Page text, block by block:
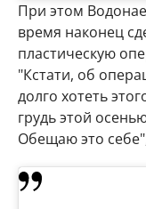
При этом
время наконец
пластическую
"Кстати, об
долго хотеть
грудь этой
Обещаю это